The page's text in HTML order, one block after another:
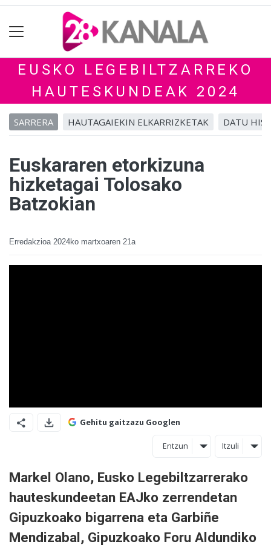
EUSKO LEGEBILTZARREKO
HAUTESKUNDEAK 2024
SARRERA HAUTAGAIEKIN ELKARRIZKETAK DATU
Euskararen etorkizuna
hizketagai Tolosako
Batzokian
Erredakzioa 2024ko martxoaren 21a
Gehitu gaitzazu Googlen
Entzun Itzuli
Markel Olano, Eusko Legebiltzarrerako
hauteskundeetan EAJko zerrendetan
Gipuzkoako bigarrena eta Garbiñe
Mendizabal, Gipuzkoako Foru Aldundiko